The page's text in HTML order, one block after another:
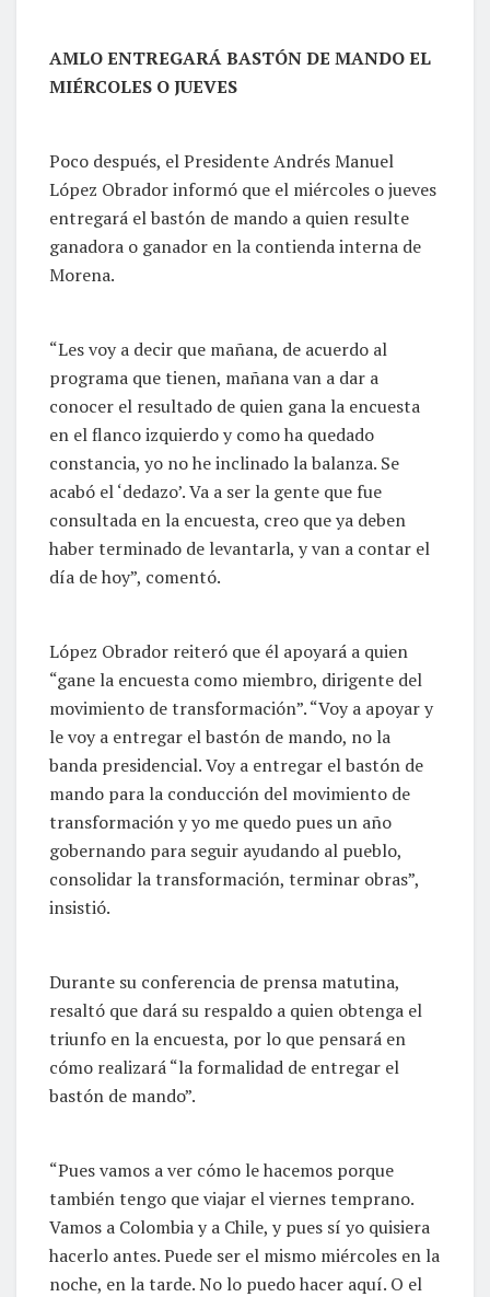
AMLO ENTREGARÁ BASTÓN DE MANDO EL
MIÉRCOLES O JUEVES
Poco después, el Presidente Andrés Manuel
López Obrador informó que el miércoles o jueves
entregará el bastón de mando a quien resulte
ganadora o ganador en la contienda interna de
Morena.
“Les voy a decir que mañana, de acuerdo al
programa que tienen, mañana van a dar a
conocer el resultado de quien gana la encuesta
en el flanco izquierdo y como ha quedado
constancia, yo no he inclinado la balanza. Se
acabó el ‘dedazo’. Va a ser la gente que fue
consultada en la encuesta, creo que ya deben
haber terminado de levantarla, y van a contar el
día de hoy”, comentó.
López Obrador reiteró que él apoyará a quien
“gane la encuesta como miembro, dirigente del
movimiento de transformación”. “Voy a apoyar y
le voy a entregar el bastón de mando, no la
banda presidencial. Voy a entregar el bastón de
mando para la conducción del movimiento de
transformación y yo me quedo pues un año
gobernando para seguir ayudando al pueblo,
consolidar la transformación, terminar obras”,
insistió.
Durante su conferencia de prensa matutina,
resaltó que dará su respaldo a quien obtenga el
triunfo en la encuesta, por lo que pensará en
cómo realizará “la formalidad de entregar el
bastón de mando”.
“Pues vamos a ver cómo le hacemos porque
también tengo que viajar el viernes temprano.
Vamos a Colombia y a Chile, y pues sí yo quisiera
hacerlo antes. Puede ser el mismo miércoles en la
noche, en la tarde. No lo puedo hacer aquí. O el